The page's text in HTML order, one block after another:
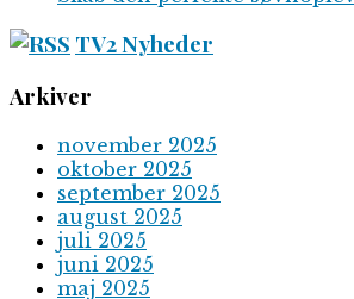
TV2 Nyheder
Arkiver
november 2025
oktober 2025
september 2025
august 2025
juli 2025
juni 2025
maj 2025